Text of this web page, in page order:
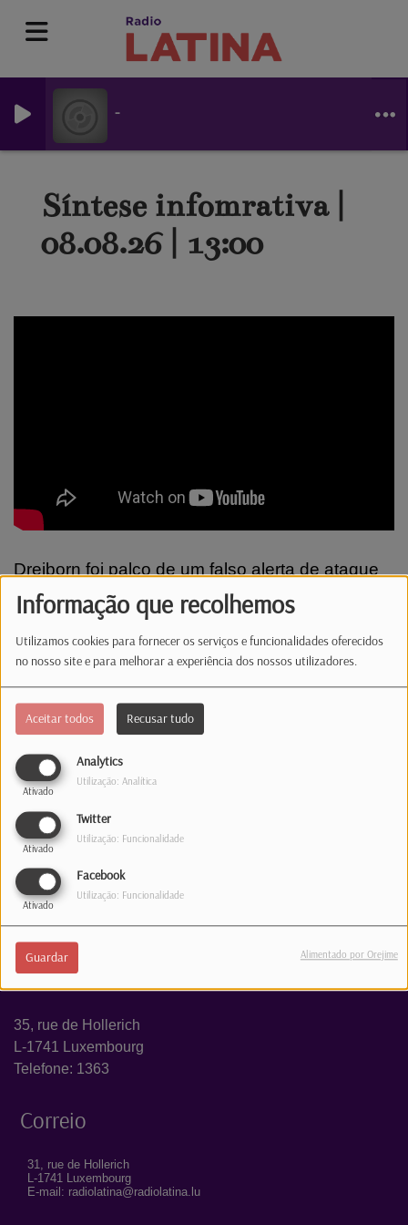
Informação que recolhemos
Utilizamos cookies para fornecer os serviços e funcionalidades oferecidos
no nosso site e para melhorar a experiência dos nossos utilizadores.
Aceitar todos Recusar tudo
Analytics
Ativado
Utilização: Analítica
Twitter
Ativado
Utilização: Funcionalidade
Facebook
Ativado
Utilização: Funcionalidade
Guardar Alimentado por Orejime
-
Síntese infomrativa |
08.08.26 | 13:00
Dreiborn foi palco de um falso alerta de ataque
armado. Xavier Bettel continua a ser o político
mais popular do país. E nesta edição falamos
também das férias coletivas na construção.
Comentários(0)
Estúdio
35, rue de Hollerich
L-1741 Luxembourg
Telefone: 1363
Correio
31, rue de Hollerich
L-1741 Luxembourg
E-mail: radiolatina@radiolatina.lu